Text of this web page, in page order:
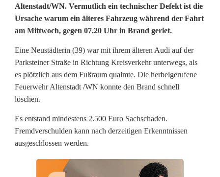
Ä
l
t
e
r
e
r
A
Altenstadt/WN. Vermutlich ein technischer Defekt ist die
Ursache warum ein älteres Fahrzeug während der Fahrt
am Mittwoch, gegen 07.20 Uhr in Brand geriet.
Eine Neustädterin (39) war mit ihrem älteren Audi auf der
Parksteiner Straße in Richtung Kreisverkehr unterwegs, als
es plötzlich aus dem Fußraum qualmte. Die herbeigerufene
Feuerwehr Altenstadt /WN konnte den Brand schnell
löschen.
Es entstand mindestens 2.500 Euro Sachschaden.
Fremdverschulden kann nach derzeitigen Erkenntnissen
ausgeschlossen werden.